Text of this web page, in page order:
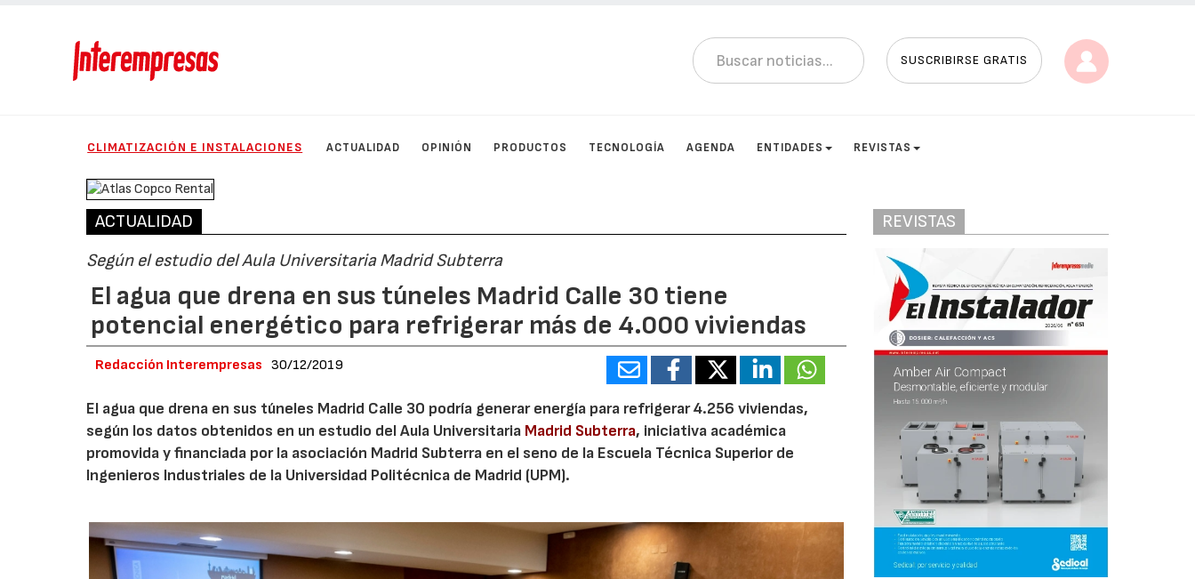
SUSCRIBIRSE GRATIS
CLIMATIZACIÓN E INSTALACIONES ACTUALIDAD OPINIÓN PRODUCTOS TECNOLOGÍA AGENDA ENTIDADES REVISTAS
ACTUALIDAD
Según el estudio del Aula Universitaria Madrid Subterra
El agua que drena en sus túneles Madrid Calle 30 tiene
potencial energético para refrigerar más de 4.000 viviendas
Redacción Interempresas 30/12/2019
El agua que drena en sus túneles Madrid Calle 30 podría generar energía para refrigerar 4.256 viviendas,
según los datos obtenidos en un estudio del Aula Universitaria Madrid Subterra, iniciativa académica
promovida y financiada por la asociación Madrid Subterra en el seno de la Escuela Técnica Superior de
Ingenieros Industriales de la Universidad Politécnica de Madrid (UPM).
REVISTAS